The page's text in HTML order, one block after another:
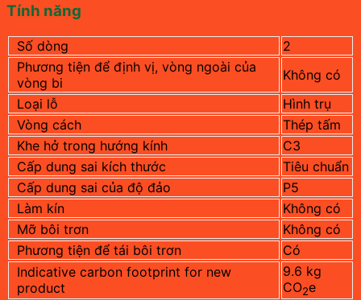
Tính năng
Số dòng
2
Phương tiện để định vị, vòng ngoài của
vòng bi
Không có
Loại lỗ
Hình trụ
Vòng cách
Thép tấm
Khe hở trong hướng kính
C3
Cấp dung sai kích thước
Tiêu chuẩn
Cấp dung sai của độ đảo
P5
Làm kín
Không có
Mỡ bôi trơn
Không có
Phương tiện để tái bôi trơn
Có
Indicative carbon footprint for new
product
9.6 kg
CO2e